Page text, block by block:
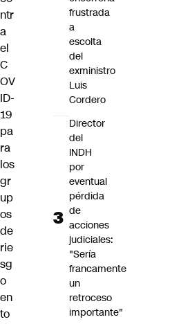
ntr
a
el
C
OV
ID-
19
pa
ra
los
gr
up
os
de
rie
sg
o
en
to
frustrada
a
escolta
del
exministro
Luis
Cordero
Director
del
INDH
por
eventual
pérdida
de
acciones
judiciales:
"Sería
francamente
un
retroceso
importante"